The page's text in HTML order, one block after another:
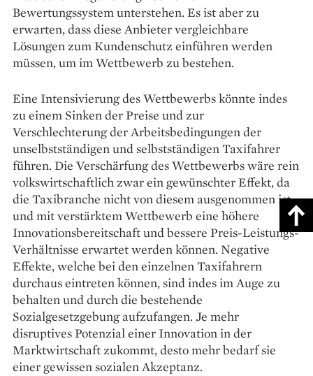
Bewertungssystem unterstehen. Es ist aber zu
erwarten, dass diese Anbieter vergleichbare
Lösungen zum Kundenschutz einführen werden
müssen, um im Wettbewerb zu bestehen.
Eine Intensivierung des Wettbewerbs könnte indes
zu einem Sinken der Preise und zur
Verschlechterung der Arbeitsbedingungen der
unselbstständigen und selbstständigen Taxifahrer
führen. Die Verschärfung des Wettbewerbs wäre rein
volkswirtschaftlich zwar ein gewünschter Effekt, da
die Taxibranche nicht von diesem ausgenommen ist
und mit verstärktem Wettbewerb eine höhere
Innovationsbereitschaft und bessere Preis-Leistungs-
Verhältnisse erwartet werden können. Negative
Effekte, welche bei den einzelnen Taxifahrern
durchaus eintreten können, sind indes im Auge zu
behalten und durch die bestehende
Sozialgesetzgebung aufzufangen. Je mehr
disruptives Potenzial einer Innovation in der
Marktwirtschaft zukommt, desto mehr bedarf sie
einer gewissen sozialen Akzeptanz.